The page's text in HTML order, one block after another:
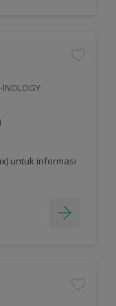
untuk informasi